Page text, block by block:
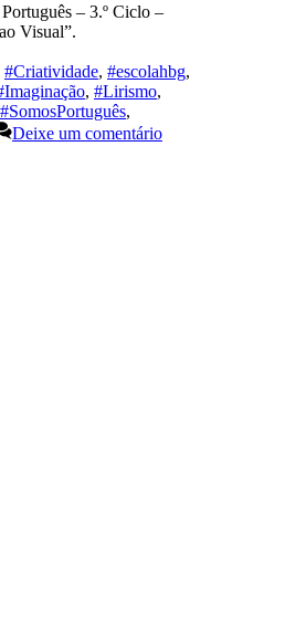
– 3.º Ciclo –
Visual”.
#Criatividade, #escolahbg,
, #Lirismo,
#SomosPortuguês,
Deixe um comentário